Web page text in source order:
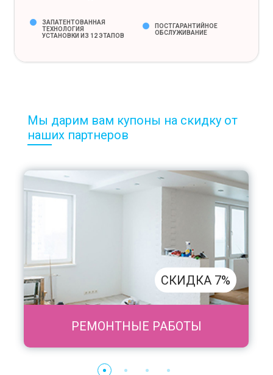
ЗАПАТЕНТОВАННАЯ
ТЕХНОЛОГИЯ
УСТАНОВКИ ИЗ 12 ЭТАПОВ
ПОСТГАРАНТИЙНОЕ
ОБСЛУЖИВАНИЕ
Мы дарим вам купоны на скидку от
наших партнеров
РЕМОНТНЫЕ РАБОТЫ
СКИДКА 7%